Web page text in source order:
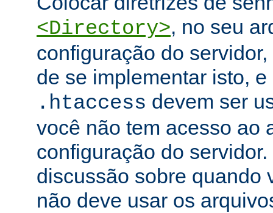
<Directory>, no seu
configuração do
de se implementar isto,
.htaccess devem ser
você não tem acesso ao
configuração do
discussão sobre quando
não deve usar os